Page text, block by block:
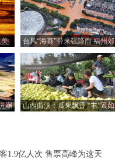
台风“海葵”带来强降雨 福州郊
区现内涝
斓
山西曲沃：瓜果飘香 “丰”景如
1.9亿人次 售票高峰为这天